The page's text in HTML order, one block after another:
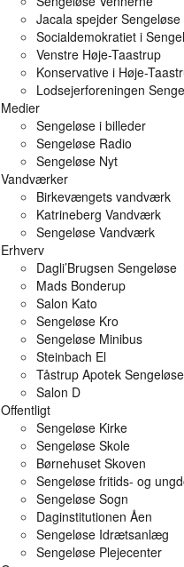
Jacala spejder Sengeløse
Socialdemokratiet i
Venstre Høje-Taastrup
Konservative i Høje-
Lodsejerforeningen
Medier
Sengeløse i billeder
Sengeløse Radio
Sengeløse Nyt
Vandværker
Birkevængets vandværk
Katrineberg Vandværk
Sengeløse Vandværk
Erhverv
Dagli’Brugsen Sengeløse
Mads Bonderup
Salon Kato
Sengeløse Kro
Sengeløse Minibus
Steinbach El
Tåstrup Apotek Sengeløse
Salon D
Offentligt
Sengeløse Kirke
Sengeløse Skole
Børnehuset Skoven
Sengeløse fritids- og
Sengeløse Sogn
Daginstitutionen Åen
Sengeløse Idrætsanlæg
Sengeløse Plejecenter